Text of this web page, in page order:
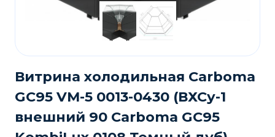
Витрина холодильная Carboma
GC95 VM-5 0013-0430 (ВХСу-1
внешний 90 Carboma GC95